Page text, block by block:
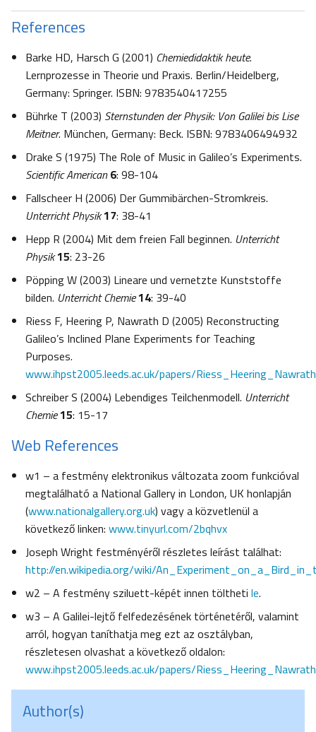
References
Barke HD, Harsch G (2001) Chemiedidaktik heute.
Lernprozesse in Theorie und Praxis. Berlin/Heidelberg,
Germany: Springer. ISBN: 9783540417255
Bührke T (2003) Sternstunden der Physik: Von Galilei bis Lise
Meitner. München, Germany: Beck. ISBN: 9783406494932
Drake S (1975) The Role of Music in Galileo’s Experiments.
Scientific American 6: 98-104
Fallscheer H (2006) Der Gummibärchen-Stromkreis.
Unterricht Physik17: 38-41
Hepp R (2004) Mit dem freien Fall beginnen. Unterricht
Physik15: 23-26
Pöpping W (2003) Lineare und vernetzte Kunststoffe
bilden. Unterricht Chemie14: 39-40
Riess F, Heering P, Nawrath D (2005) Reconstructing
Galileo’s Inclined Plane Experiments for Teaching
Purposes.
www.ihpst2005.leeds.ac.uk/papers/
Schreiber S (2004) Lebendiges Teilchenmodell. Unterricht
Chemie15: 15-17
Web References
w1 – a festmény elektronikus változata zoom funkcióval
megtalálható a National Gallery in London, UK honlapján
(www.nationalgallery.org.uk) vagy a közvetlenül a
következő linken: www.tinyurl.com/2bqhvx
Joseph Wright festményéről részletes leírást találhat:
http://en.wikipedia.org/wiki/
w2 – A festmény sziluett-képét innen töltheti le.
w3 – A Galilei-lejtő felfedezésének történetéről, valamint
arról, hogyan taníthatja meg ezt az osztályban,
részletesen olvashat a következő oldalon:
www.ihpst2005.leeds.ac.uk/papers/
Author(s)